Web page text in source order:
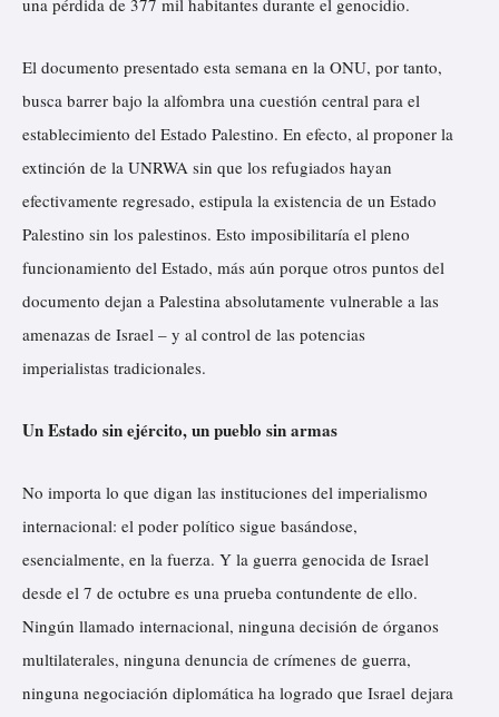
El documento presentado esta semana en la ONU, por tanto,
busca barrer bajo la alfombra una cuestión central para el
establecimiento del Estado Palestino. En efecto, al proponer la
extinción de la UNRWA sin que los refugiados hayan
efectivamente regresado, estipula la existencia de un Estado
Palestino sin los palestinos. Esto imposibilitaría el pleno
funcionamiento del Estado, más aún porque otros puntos del
documento dejan a Palestina absolutamente vulnerable a las
amenazas de Israel – y al control de las potencias
imperialistas tradicionales.
Un Estado sin ejército, un pueblo sin armas
No importa lo que digan las instituciones del imperialismo
internacional: el poder político sigue basándose,
esencialmente, en la fuerza. Y la guerra genocida de Israel
desde el 7 de octubre es una prueba contundente de ello.
Ningún llamado internacional, ninguna decisión de órganos
multilaterales, ninguna denuncia de crímenes de guerra,
ninguna negociación diplomática ha logrado que Israel dejara